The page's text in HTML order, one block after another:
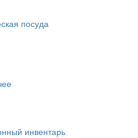
посуда
инвентарь